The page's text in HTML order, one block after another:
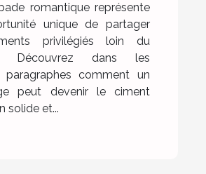
romantique représente
unique de partager
privilégiés loin du
Découvrez dans les
paragraphes comment un
peut devenir le ciment
solide et...